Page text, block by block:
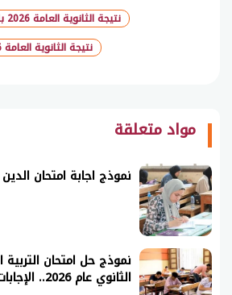
نتيجة الثانوية العامة 2026 بالاسم فقط
نتيجة الثانوية العامة 2026
مواد متعلقة
نموذج اجابة امتحان الدين
نموذج حل امتحان التربية
الثانوي عام 2026.. الإجابات الصحيحة